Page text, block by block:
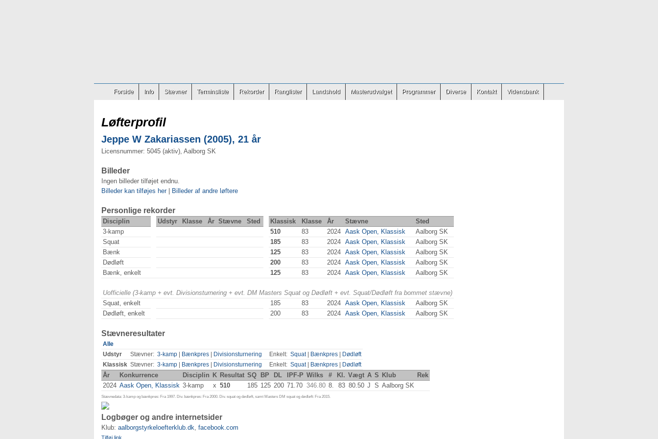
Forside Info Stævner Terminsliste Rekorder Ranglister Landshold Masterudvalget Programmer Diverse Kontakt Vidensbank
Løfterprofil
Jeppe W Zakariassen (2005), 21 år
Licensnummer: 5045 (aktiv), Aalborg SK
Billeder
Ingen billeder tilføjet endnu.
Billeder kan tilføjes her| Billeder af andre løftere
Personlige rekorder
Disciplin Udstyr Klasse År Stævne Sted Klassisk Klasse År Stævne
Sted
3-kamp
510 83 2024 Aask Open, Klassisk
Aalborg SK
Squat
185 83 2024 Aask Open, Klassisk
Aalborg SK
Bænk
125 83 2024 Aask Open, Klassisk
Aalborg SK
Dødløft
200 83 2024 Aask Open, Klassisk
Aalborg SK
Bænk, enkelt
125 83 2024 Aask Open, Klassisk Aalborg SK
Uofficielle (3-kamp + evt. Divisionsturnering + evt. DM Masters Squat og Dødløft + evt. Squat/Dødløft fra bommet stævne)
Squat, enkelt
185 83 2024 Aask Open, Klassisk
Aalborg SK
Dødløft, enkelt
200 83 2024 Aask Open, Klassisk Aalborg SK
Stævneresultater
Alle
Udstyr
Stævner: 3-kamp Bænkpres Divisionsturnering Enkelt: Squat| Bænkpres
Dødløft
Klassisk Stævner: 3-kamp Bænkpres Divisionsturnering Enkelt: Squat| Bænkpres Dødløft
År Konkurrence Disciplin K Resultat SQ BP DL IPF-P Wilks # Kl. Vægt A S Klub
Rek
2024 Aask Open, Klassisk 3-kamp x 510 185 125 200 71.70 346.80 8. 83 80.50 J S Aalborg SK
Stævnedata: 3-kamp og bænkpres: Fra 1997. Div. bænkpres: Fra 2000. Div. squat og dødløft, samt Masters DM squat og dødløft: Fra 2015.
Logbøger og andre internetsider
Klub: aalborgstyrkeloefterklub.dk, facebook.com
Tilføj link